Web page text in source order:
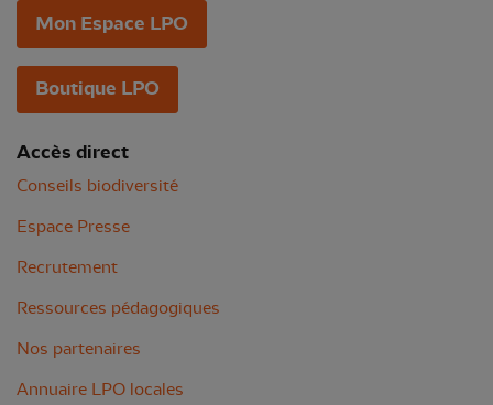
Mon Espace LPO
Boutique LPO
Accès direct
Conseils biodiversité
Espace Presse
Recrutement
Ressources pédagogiques
Nos partenaires
Annuaire LPO locales